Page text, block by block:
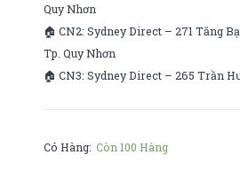
Quy Nhơn
🏠 CN2: Sydney Direct – 271 Tăng
Tp. Quy Nhơn
🏠 CN3: Sydney Direct – 265 Trần
Có Hàng: Còn 100 Hàng